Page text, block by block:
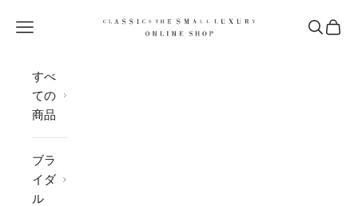
CLASSICS the Small Luxury
メニューを開く 検索を開
カー
すべ
ての
商品
ブラ
イダ
ル